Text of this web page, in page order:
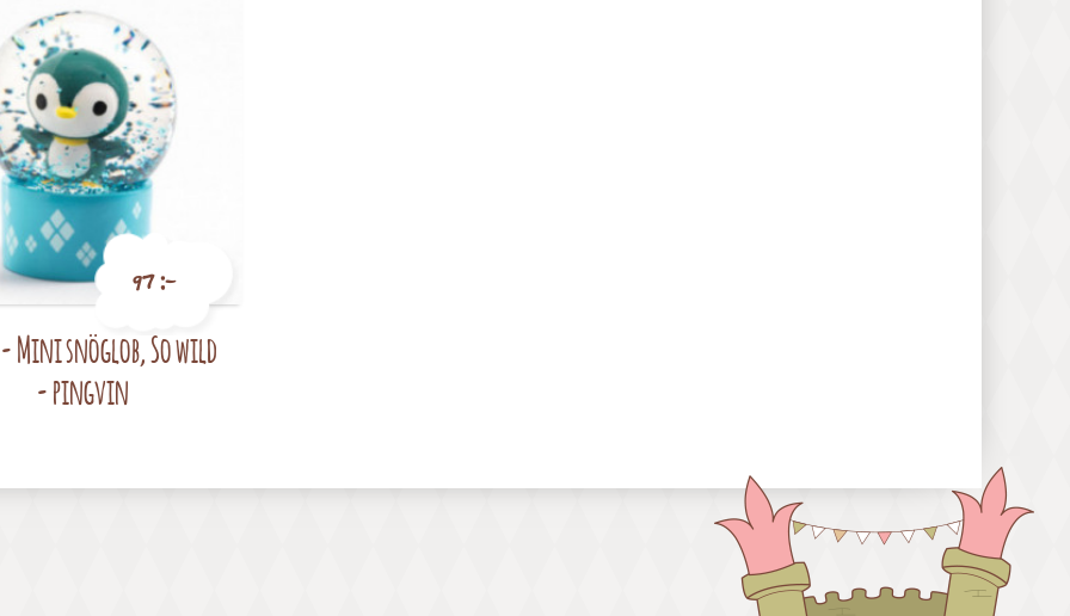
Pris
97 :-
Mini snöglob, So wild
- pingvin